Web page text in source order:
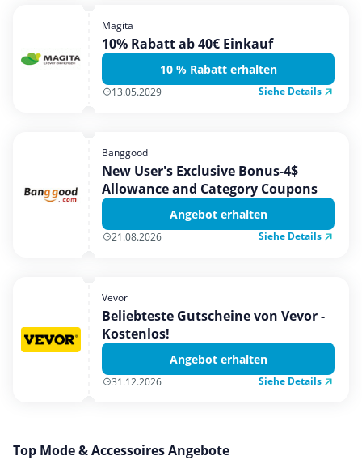
Magita
10% Rabatt ab 40€ Einkauf
10 % Rabatt erhalten
13.05.2029 Siehe Details
Banggood
New User's Exclusive Bonus-4$
Allowance and Category Coupons
Angebot erhalten
21.08.2026 Siehe Details
Vevor
Beliebteste Gutscheine von Vevor -
Kostenlos!
Angebot erhalten
31.12.2026 Siehe Details
Top Mode & Accessoires Angebote